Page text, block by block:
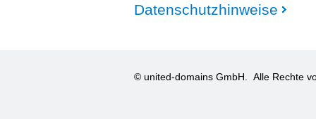
Datenschutzhinweise
© united-domains GmbH. Alle Rechte